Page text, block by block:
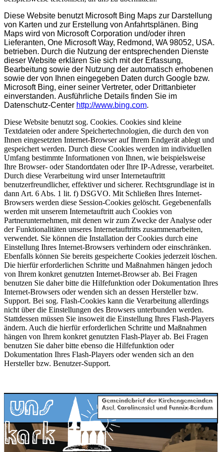
Diese Website benutzt Microsoft Bing Maps zur Darstellung
von Karten und zur Erstellung von Anfahrtsplänen. Bing
Maps wird von Microsoft Corporation und/oder ihren
Lieferanten, One Microsoft Way, Redmond, WA 98052, USA.
betrieben. Durch die Nutzung der entsprechenden Dienste
dieser Website erklären Sie sich mit der Erfassung,
Bearbeitung sowie der Nutzung der automatisch erhobenen
sowie der von Ihnen eingegeben Daten durch Google bzw.
Microsoft Bing, einer seiner Vertreter, oder Drittanbieter
einverstanden. Ausführliche Details finden Sie im
Datenschutz-Center http://www.bing.com.
Diese Website benutzt sog. Cookies. Cookies sind kleine
Textdateien oder andere Speichertechnologien, die durch den von
Ihnen eingesetzten Internet-Browser auf Ihrem Endgerät ablegt und
gespeichert werden. Durch diese Cookies werden im individuellen
Umfang bestimmte Informationen von Ihnen, wie beispielsweise
Ihre Browser- oder Standortdaten oder Ihre IP-Adresse, verarbeitet.
Durch diese Verarbeitung wird unser Internetauftritt
benutzerfreundlicher, effektiver und sicherer. Rechtsgrundlage ist in
dann Art. 6 Abs. 1 lit. f) DSGVO. Mit Schließen Ihres Internet-
Browsers werden diese Session-Cookies gelöscht. Gegebenenfalls
werden mit unserem Internetauftritt auch Cookies von
Partnerunternehmen, mit denen wir zum Zwecke der Analyse oder
der Funktionalitäten unseres Internetauftritts zusammenarbeiten,
verwendet. Sie können die Installation der Cookies durch eine
Einstellung Ihres Internet-Browsers verhindern oder einschränken.
Ebenfalls können Sie bereits gespeicherte Cookies jederzeit löschen.
Die hierfür erforderlichen Schritte und Maßnahmen hängen jedoch
von Ihrem konkret genutzten Internet-Browser ab. Bei Fragen
benutzen Sie daher bitte die Hilfefunktion oder Dokumentation Ihres
Internet-Browsers oder wenden sich an dessen Hersteller bzw.
Support. Bei sog. Flash-Cookies kann die Verarbeitung allerdings
nicht über die Einstellungen des Browsers unterbunden werden.
Stattdessen müssen Sie insoweit die Einstellung Ihres Flash-Players
ändern. Auch die hierfür erforderlichen Schritte und Maßnahmen
hängen von Ihrem konkret genutzten Flash-Player ab. Bei Fragen
benutzen Sie daher bitte ebenso die Hilfefunktion oder
Dokumentation Ihres Flash-Players oder wenden sich an den
Hersteller bzw. Benutzer-Support.